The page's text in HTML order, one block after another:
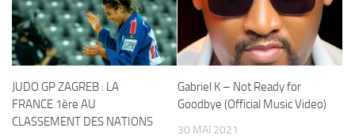
JUDO GP ZAGREB : LA
FRANCE 1ère AU
CLASSEMENT DES NATIONS
Gabriel K – Not Ready for
Goodbye (Official Music Video)
30 MAI 2021